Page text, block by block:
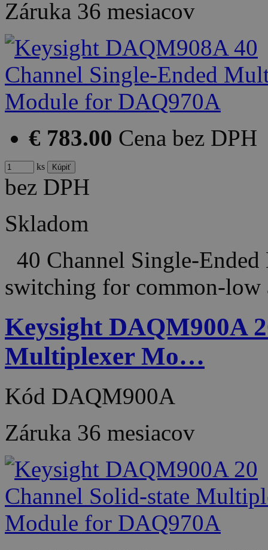
Záruka 36 mesiacov
€ 783.00 Cena bez DPH
ks
bez DPH
Skladom
40 Channel Single-
switching for common-
Keysight DAQM900A
Multiplexer Mo…
Kód DAQM900A
Záruka 36 mesiacov